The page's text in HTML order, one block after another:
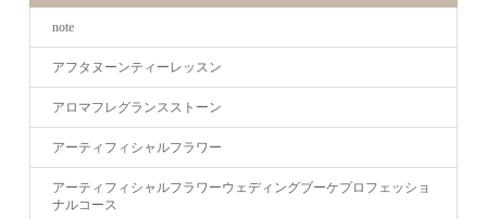
note
アフタヌーンティーレッスン
アロマフレグランスストーン
アーティフィシャルフラワー
アーティフィシャルフラワーウェディングブーケプロフェッショ
ナルコース